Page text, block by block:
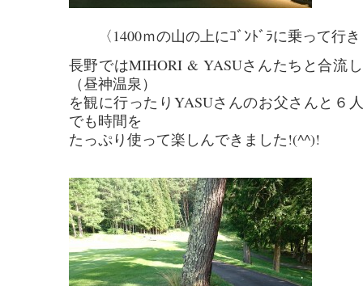
〈1400ｍの山の上にｺﾞﾝﾄﾞﾗに乗って行
長野ではMIHORI & YASUさんたちと合流
（昼神温泉）
を観に行ったりYASUさんのお父さんと６
でも時間を
たっぷり使って楽しんできました!(^^)!